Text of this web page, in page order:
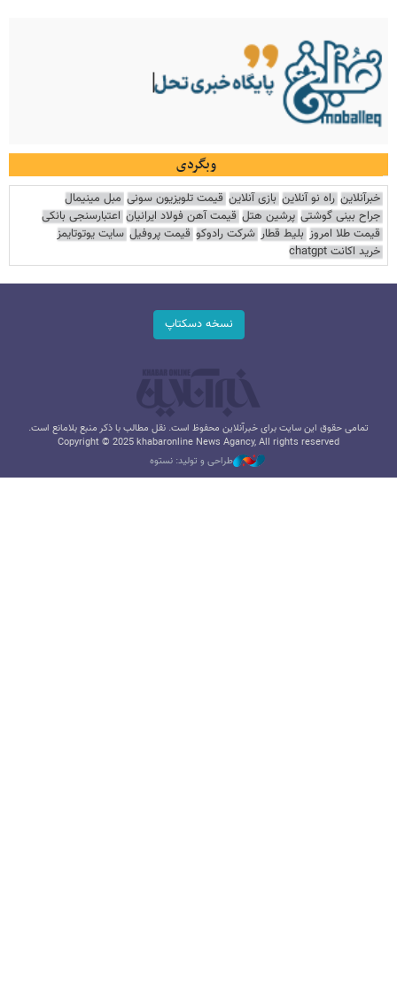
وبگردی
خبرآنلاین راه نو آنلاین بازی آنلاین قیمت تلویزیون سونی مبل مینیمال
جراح بینی گوشتی پرشین هتل قیمت آهن فولاد ایرانیان اعتبارسنجی بانکی
قیمت طلا امروز بلیط قطار شرکت رادوکو قیمت پروفیل سایت یوتوتایمز
خرید اکانت chatgpt
نسخه دسکتاپ
تمامی حقوق این سایت برای خبرآنلاین محفوظ است. نقل مطالب با ذکر منبع بلامانع است.
Copyright © 2025 khabaronline News Agancy, All rights reserved
طراحی و تولید: نستوه